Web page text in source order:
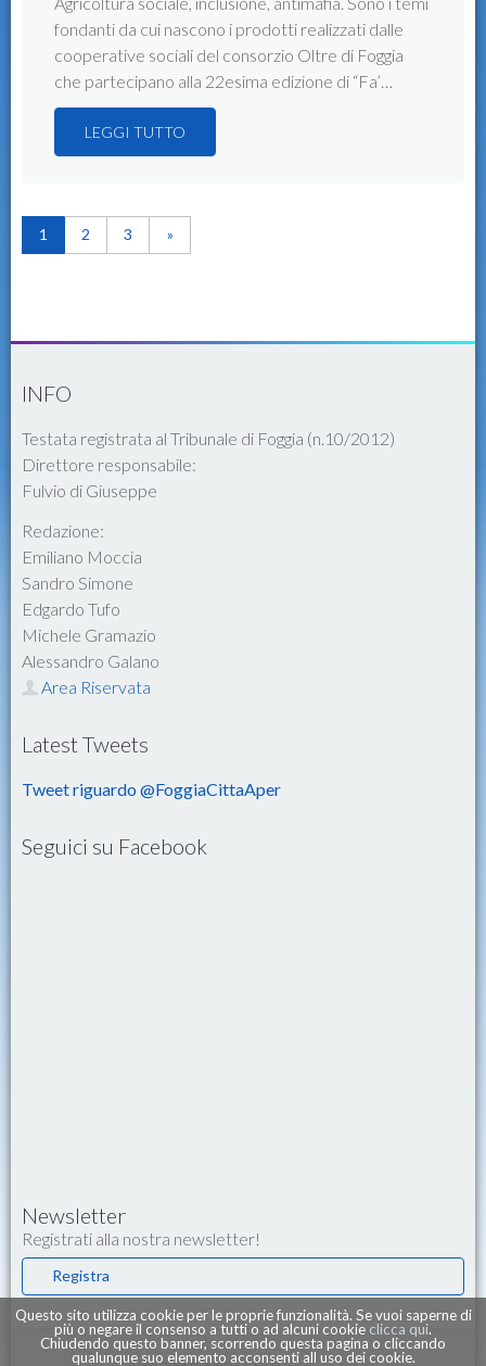
Questo sito utilizza cookie per le proprie funzionalità. Se vuoi saperne di
più o negare il consenso a tutti o ad alcuni cookie clicca qui.
Chiudendo questo banner, scorrendo questa pagina o cliccando
qualunque suo elemento acconsenti all uso dei cookie.
fondanti da cui nascono i prodotti realizzati dalle
cooperative sociali del consorzio Oltre di Foggia
che partecipano alla 22esima edizione di “Fa’…
LEGGI TUTTO
1 2 3 »
INFO
Testata registrata al Tribunale di Foggia (n.10/2012)
Direttore responsabile:
Fulvio di Giuseppe
Redazione:
Emiliano Moccia
Sandro Simone
Edgardo Tufo
Michele Gramazio
Alessandro Galano
Area Riservata
Latest Tweets
Tweet riguardo @FoggiaCittaAper
Seguici su Facebook
Newsletter
Registrati alla nostra newsletter!
Registra